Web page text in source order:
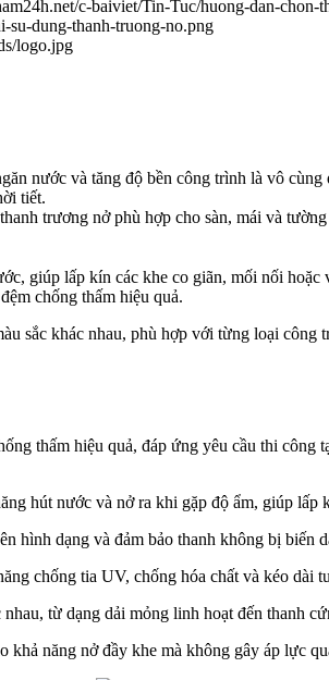
c-baiviet/Tin-Tuc/huong-dan-
su-dung-thanh-truong-no.png
logo.jpg
nước và tăng độ bền công trình là vô
tiết.
trương nở phù hợp cho sàn, mái và
giúp lấp kín các khe co giãn, mối nối
chống thấm hiệu quả.
sắc khác nhau, phù hợp với từng loại
thấm hiệu quả, đáp ứng yêu cầu thi
hút nước và nở ra khi gặp độ ẩm, giúp
hình dạng và đảm bảo thanh không bị biến
chống tia UV, chống hóa chất và kéo dài
từ dạng dải mỏng linh hoạt đến thanh
năng nở đầy khe mà không gây áp lực